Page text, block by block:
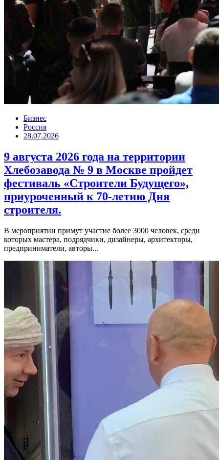
Бизнес
Россия
28.07.2026
9 августа 2026 года на территории
Хлебозавода № 9 в Москве пройдет
фестиваль «Строители Будущего»,
приуроченный к 70-летию Дня
строителя.
В мероприятии примут участие более 3000 человек, среди
которых мастера, подрядчики, дизайнеры, архитекторы,
предприниматели, авторы...